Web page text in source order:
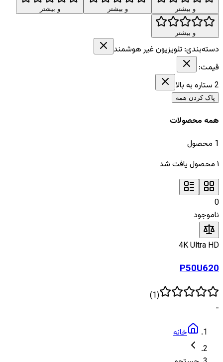
و بیشتر و بیشتر و بیشتر
و بیشتر
دسته‌بندی: تلویزیون غیر هوشمند
قیمت:
2 ستاره به بالا
پاک کردن همه
همه محصولات
1 محصول
۱ محصول یافت شد
0
ناموجود
4K Ultra HD
P50U620
(
1
)
-
خانه